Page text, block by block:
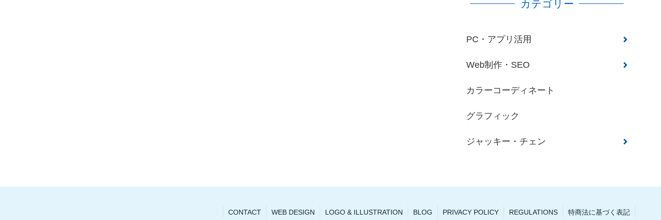
カテゴリー
PC・アプリ活用
Web制作・SEO
カラーコーディネート
グラフィック
ジャッキー・チェン
CONTACT WEB DESIGN LOGO & ILLUSTRATION BLOG PRIVACY POLICY REGULATIONS 特商法に基づく表記